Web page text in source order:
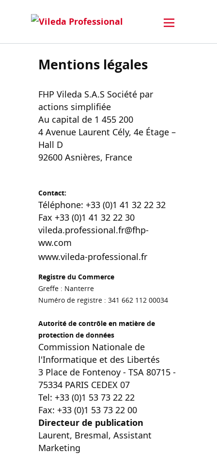
Mentions légales
FHP Vileda S.A.S Société par
actions simplifiée
Au capital de 1 455 200
4 Avenue Laurent Cély, 4e Étage –
Hall D
92600 Asnières, France
Contact:
Téléphone: +33 (0)1 41 32 22 32
Fax +33 (0)1 41 32 22 30
vileda.professional.fr@fhp-
ww.com
www.vileda-professional.fr
Registre du Commerce
Greffe : Nanterre
Numéro de registre : 341 662 112 00034
Autorité de contrôle en matière de
protection de données
Commission Nationale de
l'Informatique et des Libertés
3 Place de Fontenoy - TSA 80715 -
75334 PARIS CEDEX 07
Tel: +33 (0)1 53 73 22 22
Fax: +33 (0)1 53 73 22 00
Directeur de publication
Laurent, Bresmal, Assistant
Marketing